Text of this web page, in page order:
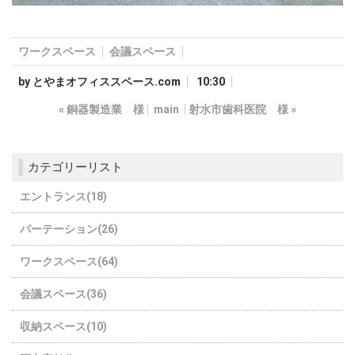
ワークスペース 会議スペース
by とやまオフィススペース.com 10:30
« 銅器製造業 様 main 射水市歯科医院 様 »
カテゴリーリスト
エントランス(18)
パーテーション(26)
ワークスペース(64)
会議スペース(36)
収納スペース(10)